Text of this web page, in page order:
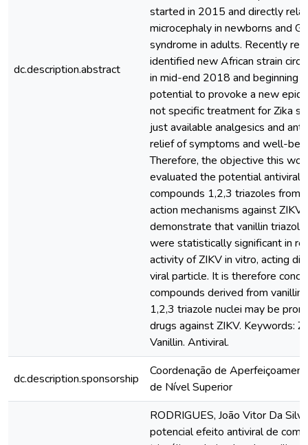
dc.description.abstract
started in 2015 and directly
microcephaly in newborns and
syndrome in adults. Recently
identified new African strain
in mid-end 2018 and beginning
potential to provoke a new
not specific treatment for Zika
just available analgesics and
relief of symptoms and well-
Therefore, the objective this
evaluated the potential antiviral
compounds 1,2,3 triazoles from
action mechanisms against
demonstrate that vanillin
were statistically significant in
activity of ZIKV in vitro, acting
viral particle. It is therefore
compounds derived from vanillin
1,2,3 triazole nuclei may be
drugs against ZIKV. Keywords:
Vanillin. Antiviral.
dc.description.sponsorship
Coordenação de
de Nível Superior
RODRIGUES, João Vitor Da
potencial efeito antiviral de